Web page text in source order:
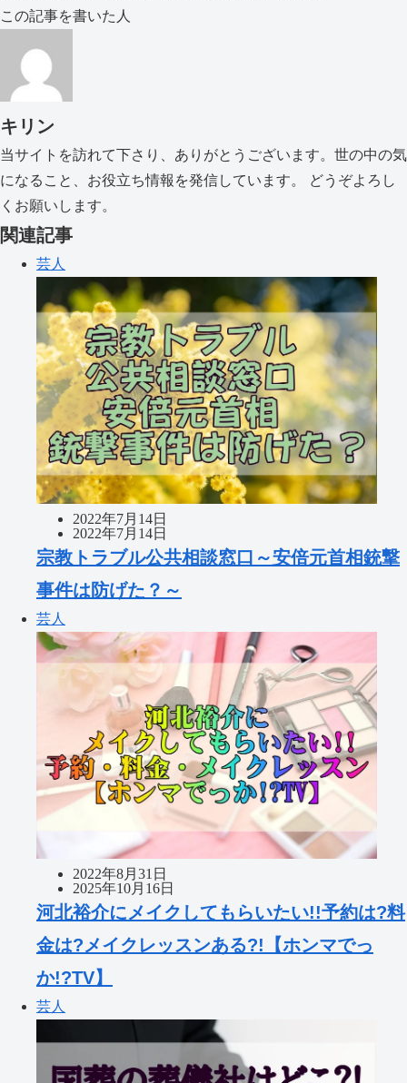
この記事を書いた人
キリン
当サイトを訪れて下さり、ありがとうございます。世の中の気
になること、お役立ち情報を発信しています。 どうぞよろし
くお願いします。
関連記事
芸人
2022年7月14日
2022年7月14日
宗教トラブル公共相談窓口～安倍元首相銃撃
事件は防げた？～
芸人
2022年8月31日
2025年10月16日
河北裕介にメイクしてもらいたい!!予約は?料
金は?メイクレッスンある?!【ホンマでっ
か!?TV】
芸人